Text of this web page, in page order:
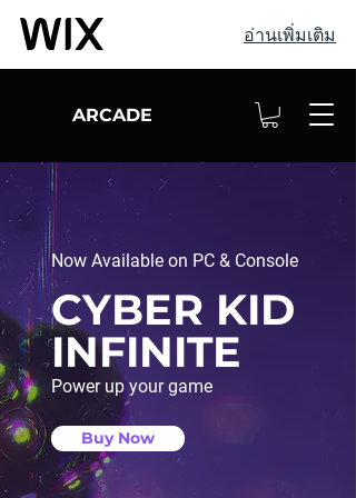
อ่านเพิ่มเติม